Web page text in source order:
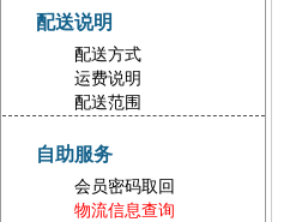
配送说明
配送方式
运费说明
配送范围
自助服务
会员密码取回
物流信息查询